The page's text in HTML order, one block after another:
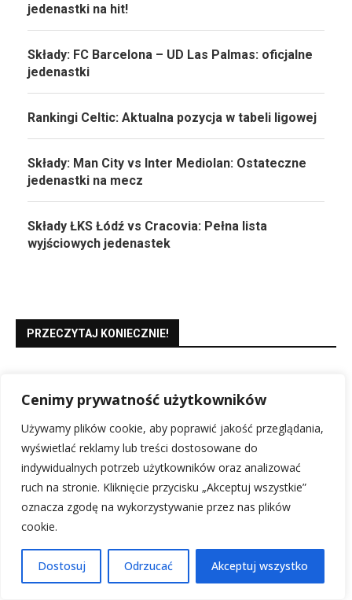
Cenimy prywatność użytkowników
Używamy plików cookie, aby poprawić jakość przeglądania,
wyświetlać reklamy lub treści dostosowane do
indywidualnych potrzeb użytkowników oraz analizować
ruch na stronie. Kliknięcie przycisku „Akceptuj wszystkie”
oznacza zgodę na wykorzystywanie przez nas plików
cookie.
Dostosuj Odrzucać Akceptuj wszystko
jedenastki na hit!
Składy: FC Barcelona – UD Las Palmas: oficjalne
jedenastki
Rankingi Celtic: Aktualna pozycja w tabeli ligowej
Składy: Man City vs Inter Mediolan: Ostateczne
jedenastki na mecz
Składy ŁKS Łódź vs Cracovia: Pełna lista
wyjściowych jedenastek
PRZECZYTAJ KONIECZNIE!
Zapowiedź
11 lutego, 2026
Składy Girona FC vs FC Barcelona: Kto zagra?
10 lutego, 2026
Rankingi Reprezentacji Niemiec: Aktualna Pozycja i Analiza
17 lutego, 2026